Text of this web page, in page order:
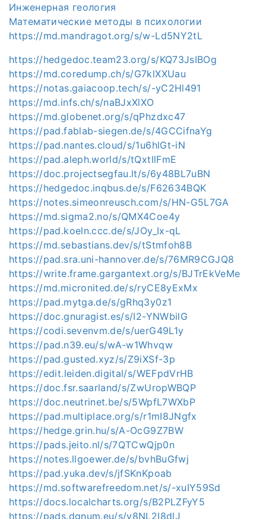
Инженерная геология
Математические методы в психологии
https://md.mandragot.org/s/w-Ld5NY2tL
https://hedgedoc.team23.org/s/KQ73JsIBOg
https://md.coredump.ch/s/G7klXXUau
https://notas.gaiacoop.tech/s/-yC2Hl491
https://md.infs.ch/s/naBJxXlXO
https://md.globenet.org/s/qPhzdxc47
https://pad.fablab-siegen.de/s/4GCCifnaYg
https://pad.nantes.cloud/s/1u6hlGt-iN
https://pad.aleph.world/s/tQxtIlFmE
https://doc.projectsegfau.lt/s/6y48BL7uBN
https://hedgedoc.inqbus.de/s/F62634BQK
https://notes.simeonreusch.com/s/HN-G5L7GA
https://md.sigma2.no/s/QMX4Coe4y
https://pad.koeln.ccc.de/s/JOy_Ix-qL
https://md.sebastians.dev/s/tStmfoh8B
https://pad.sra.uni-hannover.de/s/76MR9CGJQ8
https://write.frame.gargantext.org/s/BJTrEkVeMe
https://md.micronited.de/s/ryCE8yExMx
https://pad.mytga.de/s/gRhq3y0z1
https://doc.gnuragist.es/s/I2-YNWbilG
https://codi.sevenvm.de/s/uerG49L1y
https://pad.n39.eu/s/wA-w1Whvqw
https://pad.gusted.xyz/s/Z9iXSf-3p
https://edit.leiden.digital/s/WEFpdVrHB
https://doc.fsr.saarland/s/ZwUropWBQP
https://doc.neutrinet.be/s/5WpfL7WXbP
https://pad.multiplace.org/s/r1mI8JNgfx
https://hedge.grin.hu/s/A-OcG9Z7BW
https://pads.jeito.nl/s/7QTCwQjp0n
https://notes.llgoewer.de/s/bvhBuGfwj
https://pad.yuka.dev/s/jfSKnKpoab
https://md.softwarefreedom.net/s/-xuIY59Sd
https://docs.localcharts.org/s/B2PLZFyY5
https://pads.dgnum.eu/s/y8NL2I8dlJ